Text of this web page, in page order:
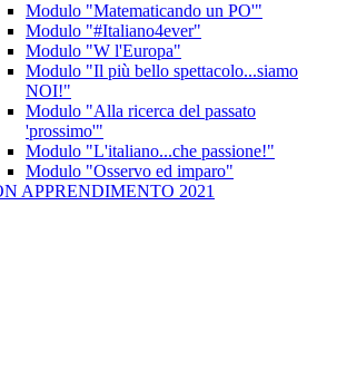
Modulo "Matematicando un PO'"
Modulo "#Italiano4ever"
Modulo "W l'Europa"
Modulo "Il più bello spettacolo...siamo
NOI!"
Modulo "Alla ricerca del passato
'prossimo'"
Modulo "L'italiano...che passione!"
Modulo "Osservo ed imparo"
APPRENDIMENTO 2021